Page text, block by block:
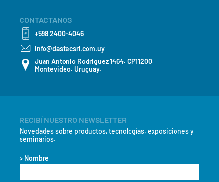
CONTACTANOS
+598 2400-4046
info@dastecsrl.com.uy
Juan Antonio Rodriguez 1464. CP11200.
Montevideo. Uruguay.
RECIBÍ NUESTRO NEWSLETTER
Novedades sobre productos, tecnologías, exposiciones y
seminarios.
> Nombre